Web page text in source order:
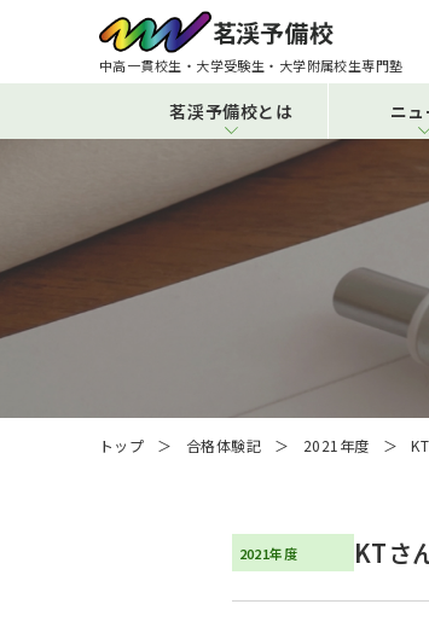
中高一貫校生・大学受験生・大学附属校生専門塾
茗渓予備校とは ニュ
トップ 合格体験記 2021年度
2021年度 KTさ